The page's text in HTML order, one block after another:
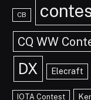
CB
CQ WW
DX Elecraft
IOTA Contest